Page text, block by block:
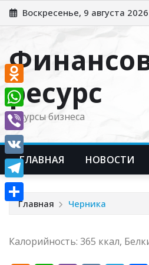
Перейти
к
Воскресенье, 9 августа 2026
ресурс
Ресурсы бизнеса
ГЛАВНАЯ НОВОСТИ
Главная Черника
Калорийность: 365 ккал,
Odnoklassniki
WhatsApp
Viber
VK
Telegram
Отправить